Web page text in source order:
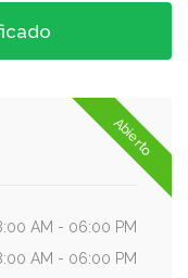
Abierto
AM - 06:00 PM
AM - 06:00 PM